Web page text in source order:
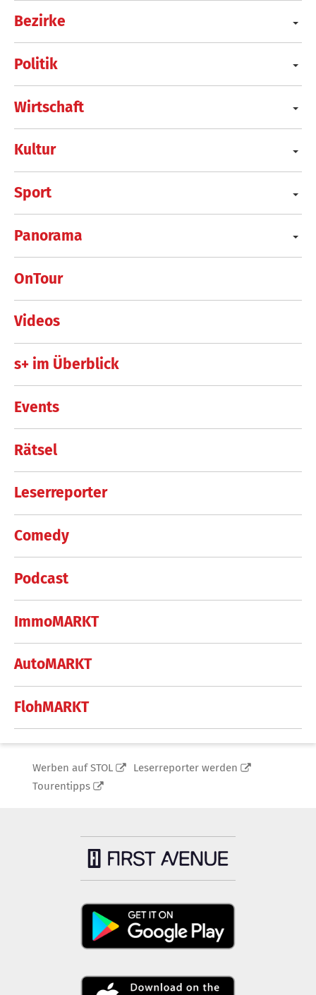
Bezirke
Politik
Wirtschaft
Kultur
Sport
Panorama
OnTour
Videos
s+ im Überblick
Events
Rätsel
Leserreporter
Comedy
Podcast
ImmoMARKT
AutoMARKT
FlohMARKT
Werben auf STOL
Leserreporter werden
Tourentipps